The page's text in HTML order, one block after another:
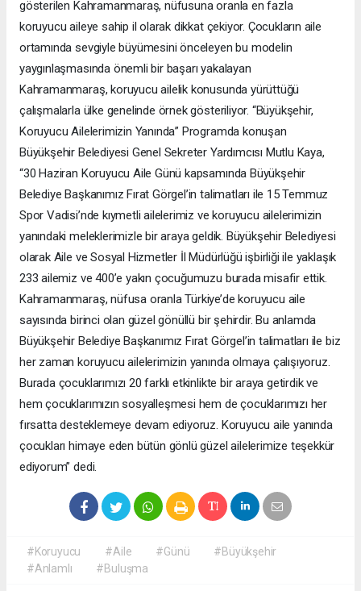
gösterilen Kahramanmaraş, nüfusuna oranla en fazla
koruyucu aileye sahip il olarak dikkat çekiyor. Çocukların aile
ortamında sevgiyle büyümesini önceleyen bu modelin
yaygınlaşmasında önemli bir başarı yakalayan
Kahramanmaraş, koruyucu ailelik konusunda yürüttüğü
çalışmalarla ülke genelinde örnek gösteriliyor. “Büyükşehir,
Koruyucu Ailelerimizin Yanında” Programda konuşan
Büyükşehir Belediyesi Genel Sekreter Yardımcısı Mutlu Kaya,
“30 Haziran Koruyucu Aile Günü kapsamında Büyükşehir
Belediye Başkanımız Fırat Görgel’in talimatları ile 15 Temmuz
Spor Vadisi’nde kıymetli ailelerimiz ve koruyucu ailelerimizin
yanındaki meleklerimizle bir araya geldik. Büyükşehir Belediyesi
olarak Aile ve Sosyal Hizmetler İl Müdürlüğü işbirliği ile yaklaşık
233 ailemiz ve 400’e yakın çocuğumuzu burada misafir ettik.
Kahramanmaraş, nüfusa oranla Türkiye’de koruyucu aile
sayısında birinci olan güzel gönüllü bir şehirdir. Bu anlamda
Büyükşehir Belediye Başkanımız Fırat Görgel’in talimatları ile biz
her zaman koruyucu ailelerimizin yanında olmaya çalışıyoruz.
Burada çocuklarımızı 20 farklı etkinlikte bir araya getirdik ve
hem çocuklarımızın sosyalleşmesi hem de çocuklarımızı her
fırsatta desteklemeye devam ediyoruz. Koruyucu aile yanında
çocukları himaye eden bütün gönlü güzel ailelerimize teşekkür
ediyorum” dedi.
#Koruyucu #Aile #Günü
#Büyükşehir
#Anlamlı
#Buluşma